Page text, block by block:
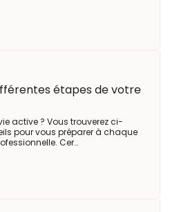
étapes de votre
active ? Vous trouverez ci-
pour vous préparer à chaque
Cer…